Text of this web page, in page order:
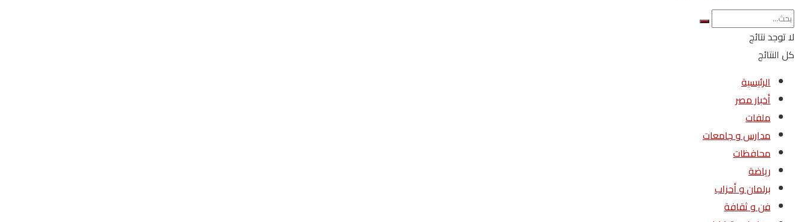
لا توجد نتائج
كل النتائج
الرئيسية
أخبار مصر
ملفات
مدارس و جامعات
محافظات
رياضة
برلمان و أحزاب
فن و ثقافة